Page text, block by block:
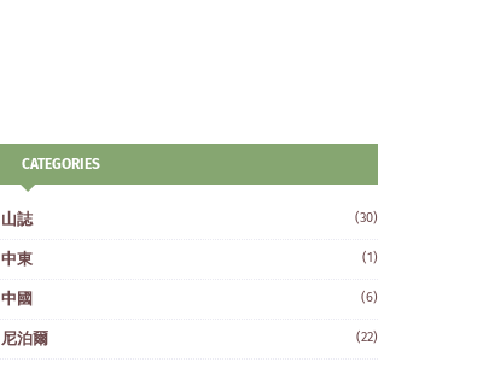
CATEGORIES
山誌 (30)
中東 (1)
中國 (6)
尼泊爾 (22)